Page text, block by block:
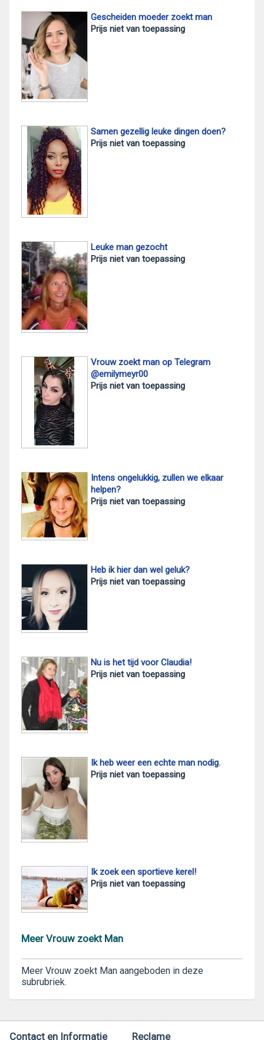
Gescheiden moeder zoekt man
Prijs niet van toepassing
Samen gezellig leuke dingen doen?
Prijs niet van toepassing
Leuke man gezocht
Prijs niet van toepassing
Vrouw zoekt man op Telegram
@emilymeyr00
Prijs niet van toepassing
Intens ongelukkig, zullen we elkaar
helpen?
Prijs niet van toepassing
Heb ik hier dan wel geluk?
Prijs niet van toepassing
Nu is het tijd voor Claudia!
Prijs niet van toepassing
Ik heb weer een echte man nodig.
Prijs niet van toepassing
Ik zoek een sportieve kerel!
Prijs niet van toepassing
Meer Vrouw zoekt Man
Meer Vrouw zoekt Man aangeboden in deze
subrubriek.
Contact en Informatie Reclame